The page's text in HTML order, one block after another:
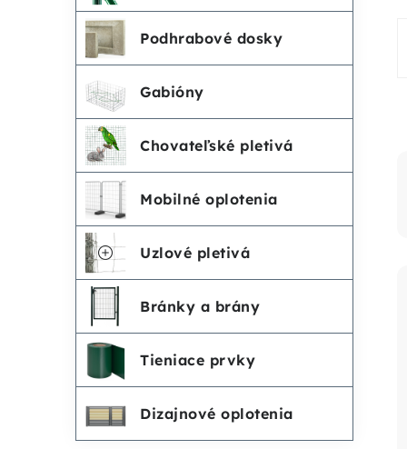
a
n
e
i
e
Podhrabové dosky
Gabióny
Chovateľské pletivá
Mobilné oplotenia
Uzlové pletivá
Bránky a brány
Tieniace prvky
Dizajnové oplotenia